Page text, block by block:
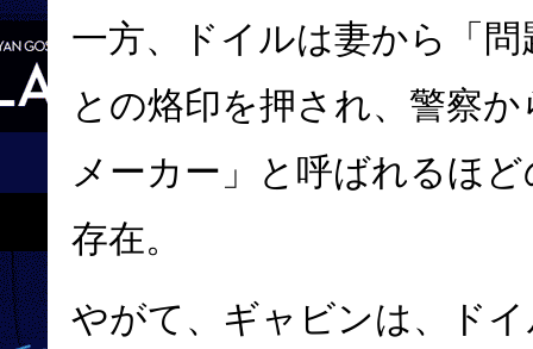
一方、ドイルは妻から「
との烙印を押され、警察
メーカー」と呼ばれるほど
存在。
やがて、ギャビンは、ド